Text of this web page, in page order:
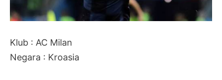
Klub : AC Milan
Negara : Kroasia